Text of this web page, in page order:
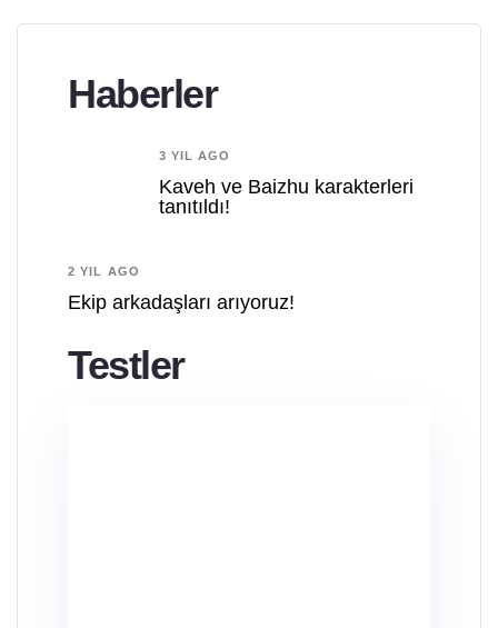
Haberler
3 YIL AGO
Kaveh ve Baizhu karakterleri
tanıtıldı!
2 YIL AGO
Ekip arkadaşları arıyoruz!
Testler